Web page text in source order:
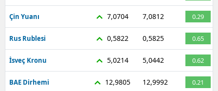
Çin Yuanı 7,0704 7,0812 0.29
Rus Rublesi 0,5822 0,5825 0.65
İsveç Kronu 5,0214 5,0442 0.62
BAE Dirhemi 12,9805 12,9992 0.21